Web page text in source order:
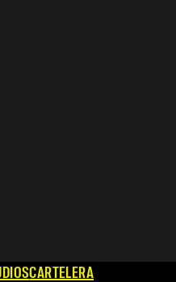
CARTELERA